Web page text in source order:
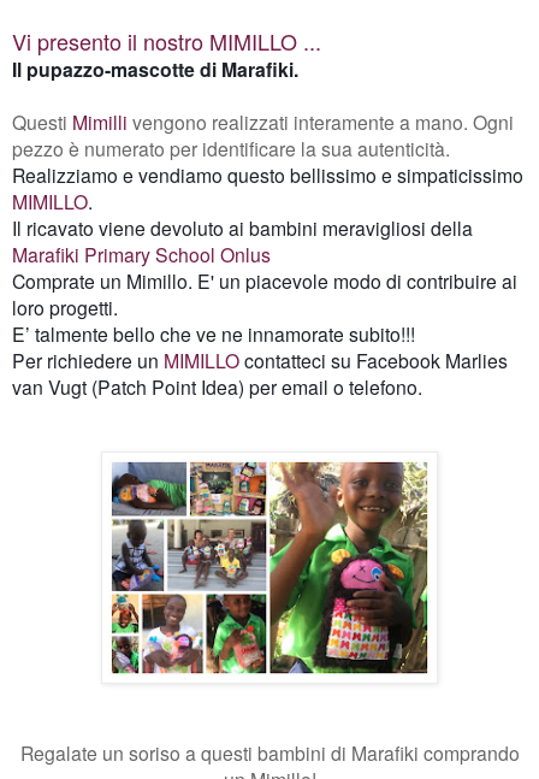
Vi presento il nostro MIMILLO ...
Il pupazzo-mascotte di Marafiki.
Questi Mimilli vengono realizzati interamente a mano. Ogni
pezzo è numerato per identificare la sua autenticità.
Realizziamo e vendiamo questo bellissimo e simpaticissimo
MIMILLO.
Il ricavato viene devoluto ai bambini meravigliosi della
Marafiki Primary School Onlus
Comprate un Mimillo. E' un piacevole modo di contribuire ai
loro progetti.
E’ talmente bello che ve ne innamorate subito!!!
Per richiedere un MIMILLOcontatteci su Facebook Marlies
van Vugt (Patch Point Idea) per email o telefono.
Regalate un soriso a questi bambini di Marafiki comprando